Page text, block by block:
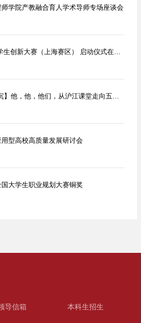
师学院产教融合育人学术导师专场座谈会
用型高校高质量发展研讨会
国大学生职业规划大赛铜奖
导信箱 本科生招生